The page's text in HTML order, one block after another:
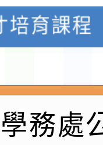
培育課程
學年度
及新住民
專業人
傳播委員
務處